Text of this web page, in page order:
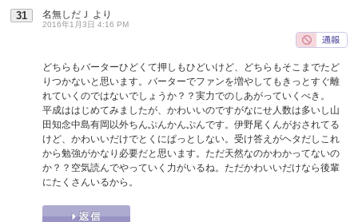
31 名無しだＪ より
2016年1月3日 4:16 PM
どちらもバーターひどくて押しもひどいけど、どちらもそこまでたど
りつかないと思います。バーターでファンを増やしてもきっとすぐ離
れていくのではないでしょうか？？実力でのしあがっていくべき。
平成ははじめてみましたが、かわいいのですがなにせ人数は多いし山
田知念中島有岡以外ちんぷんかんぷんです。伊野尾くんがおされてる
けど、かわいいだけでとくにぱっとしない。受け答えがヘタだしこれ
から勉強がかなり必要だと思います。ただ天然なのかわかってないの
か？？空気読んでやっていく力がいるね。ただかわいいだけなら後輩
にたくさんいるから。